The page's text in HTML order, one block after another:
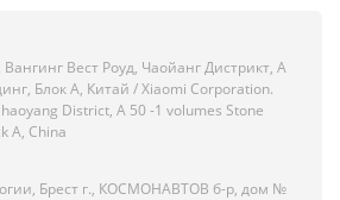
Вест Роуд, Чаойанг Дистрикт, А
Блок А, Китай / Xiaomi Corporation.
District, A 50 -1 volumes Stone
A, China
Брест г., КОСМОНАВТОВ б-р, дом №